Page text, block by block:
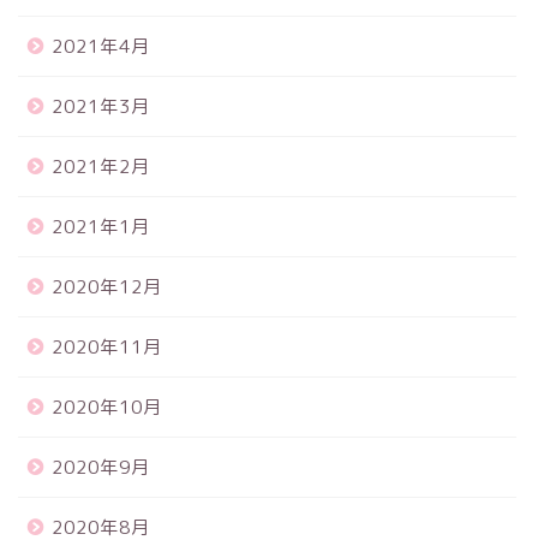
2021年4月
2021年3月
2021年2月
2021年1月
2020年12月
2020年11月
2020年10月
2020年9月
2020年8月